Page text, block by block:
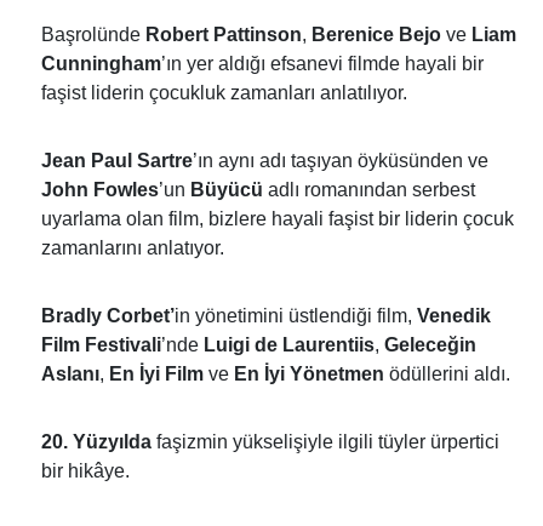
Başrolünde Robert Pattinson, Berenice Bejove Liam
Cunningham’ın yer aldığı efsanevi filmde hayali bir
faşist liderin çocukluk zamanları anlatılıyor.
Jean Paul Sartre’ın aynı adı taşıyan öyküsünden ve
John Fowles’un Büyücü adlı romanından serbest
uyarlama olan film, bizlere hayali faşist bir liderin çocuk
zamanlarını anlatıyor.
Bradly Corbet’in yönetimini üstlendiği film, Venedik
Film Festivali’nde Luigi de Laurentiis, Geleceğin
Aslanı, En İyi Filmve En İyi Yönetmen ödüllerini aldı.
20. Yüzyılda faşizmin yükselişiyle ilgili tüyler ürpertici
bir hikâye.